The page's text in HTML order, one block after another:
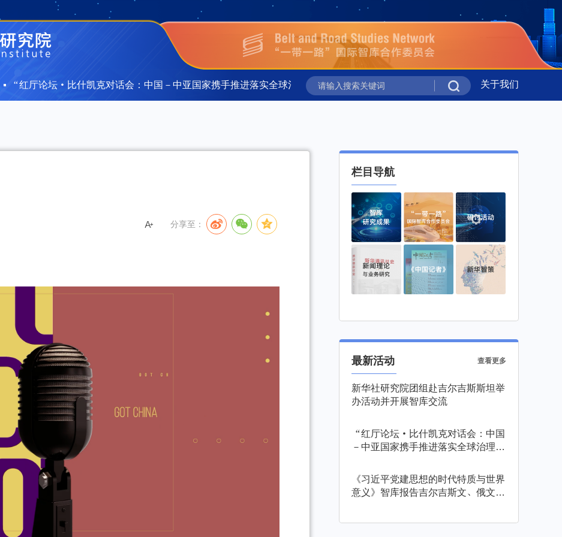
“红厅论坛·比什凯克对话会：中国－中亚国家携手推进落实全球治理倡议”在吉尔吉斯斯坦举行 新华时评丨携手同行 共绘上合
关于我们
分享至：
栏目导航
最新活动 查看更多
新华社研究院团组赴吉尔吉斯斯坦举
办活动并开展智库交流
“红厅论坛·比什凯克对话会：中国
－中亚国家携手推进落实全球治理倡
《习近平党建思想的时代特质与世界
意义》智库报告吉尔吉斯文、俄文版